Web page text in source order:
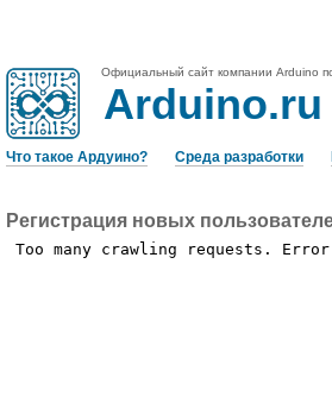
Официальный сайт компании Arduino
Arduino.ru
Что такое Ардуино? Среда разработки
Регистрация новых